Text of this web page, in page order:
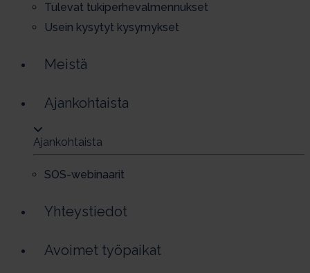
Tu­le­vat tu­ki­per­he­val­men­nuk­set
Usein ky­sy­tyt ky­sy­myk­set
Meistä
Ajankohtaista
Ajankohtaista
SOS-we­bi­naa­rit
Yhteystiedot
Avoimet työpaikat